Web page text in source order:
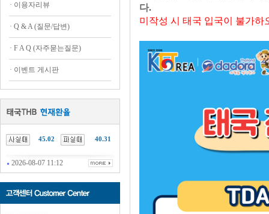
· 이용자리뷰
· Q & A (질문/답변)
· F A Q (자주묻는질문)
· 이벤트 게시판
45.02 40.31
2026-08-07 11:12
다.
미작성 시 태국 입국이 불가하